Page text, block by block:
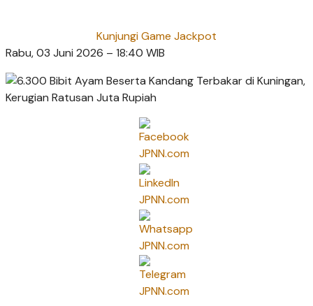
Kunjungi Game Jackpot
Rabu, 03 Juni 2026 – 18:40 WIB